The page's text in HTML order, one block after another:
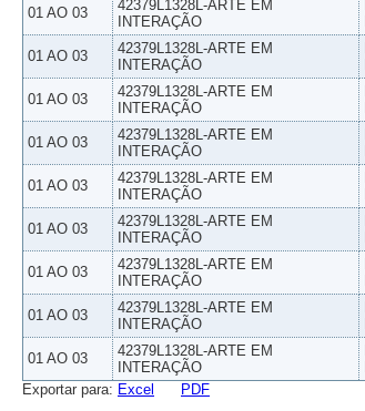
01 AO 03
42379L1328L-ARTE EM
INTERAÇÃO
01 AO 03
42379L1328L-ARTE EM
INTERAÇÃO
01 AO 03
42379L1328L-ARTE EM
INTERAÇÃO
01 AO 03
42379L1328L-ARTE EM
INTERAÇÃO
01 AO 03
42379L1328L-ARTE EM
INTERAÇÃO
01 AO 03
42379L1328L-ARTE EM
INTERAÇÃO
01 AO 03
42379L1328L-ARTE EM
INTERAÇÃO
01 AO 03
42379L1328L-ARTE EM
INTERAÇÃO
01 AO 03
42379L1328L-ARTE EM
INTERAÇÃO
Exportar para: Excel PDF